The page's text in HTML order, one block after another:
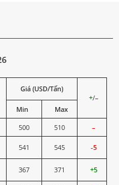
Giá (USD/Tấn)
+/–
Min
Max
500 510 –
541 545 -5
367 371 +5